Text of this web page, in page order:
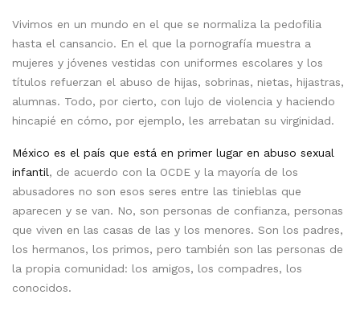
Vivimos en un mundo en el que se normaliza la pedofilia
hasta el cansancio. En el que la pornografía muestra a
mujeres y jóvenes vestidas con uniformes escolares y los
títulos refuerzan el abuso de hijas, sobrinas, nietas, hijastras,
alumnas. Todo, por cierto, con lujo de violencia y haciendo
hincapié en cómo, por ejemplo, les arrebatan su virginidad.
México es el país que está en primer lugar en abuso sexual
infantil, de acuerdo con la OCDE y la mayoría de los
abusadores no son esos seres entre las tinieblas que
aparecen y se van. No, son personas de confianza, personas
que viven en las casas de las y los menores. Son los padres,
los hermanos, los primos, pero también son las personas de
la propia comunidad: los amigos, los compadres, los
conocidos.